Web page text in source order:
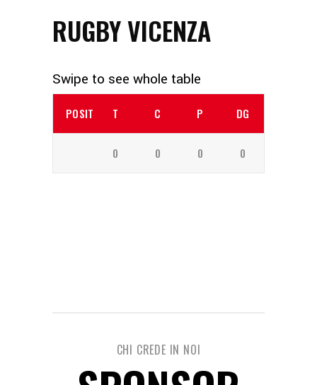
RUGBY VICENZA
POSITION T C P DG
0 0 0 0
CHI CREDE IN NOI